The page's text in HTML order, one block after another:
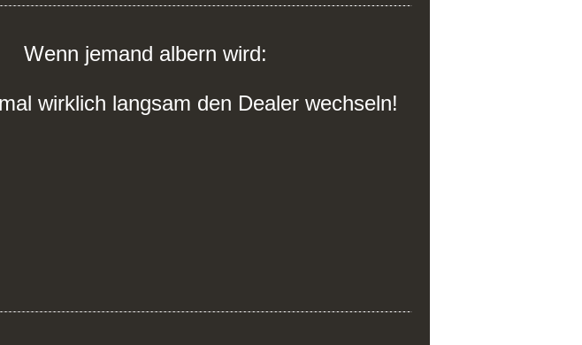
Wenn jemand albern wird:
wirklich langsam den Dealer wechseln!